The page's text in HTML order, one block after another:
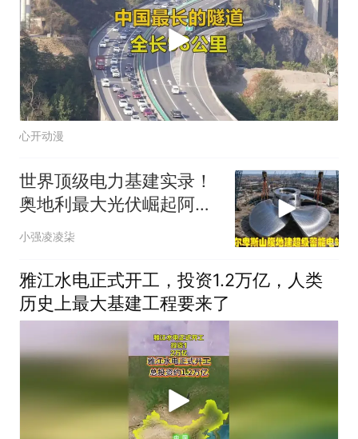
心开动漫
世界顶级电力基建实录！
奥地利最大光伏崛起阿尔
卑斯蓄能洞穴出镜
小强凌凌柒
雅江水电正式开工，投资1.2万亿，人类
历史上最大基建工程要来了